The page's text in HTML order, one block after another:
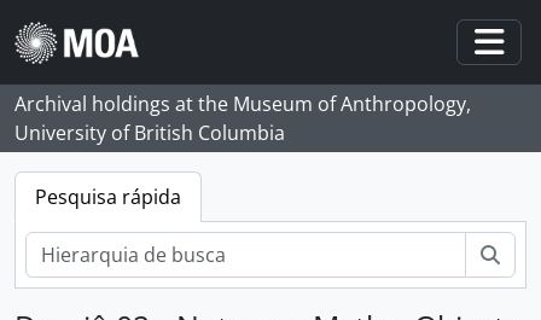
Skip to main content
Archival holdings at the Museum of Anthropology,
University of British Columbia
Pesquisa rápida